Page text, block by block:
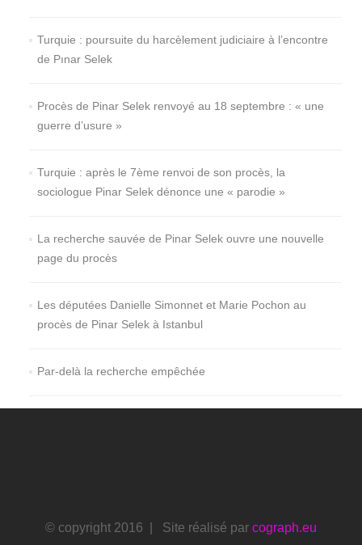
Turquie : poursuite du harcèlement judiciaire à l’encontre
de Pınar Selek
Procès de Pinar Selek renvoyé au 18 septembre : « une
guerre d’usure »
Turquie : après le 7ème renvoi de son procès, la
sociologue Pinar Selek dénonce une « parodie »
La recherche sauvée de Pinar Selek ouvre une nouvelle
page du procès
Les députées Danielle Simonnet et Marie Pochon au
procès de Pinar Selek à Istanbul
Par-delà la recherche empêchée
© copyright 2016 | Site réalisé par cograph.eu